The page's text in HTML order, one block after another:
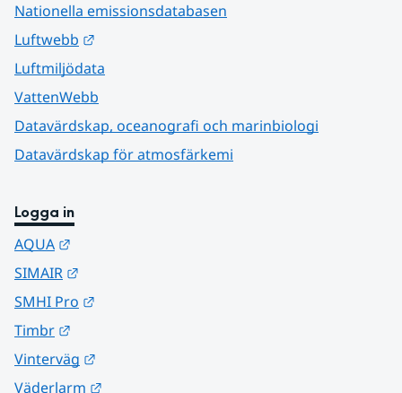
Nationella emissionsdatabasen
Luftwebb
Luftmiljödata
VattenWebb
Datavärdskap, oceanografi och marinbiologi
Datavärdskap för atmosfärkemi
Logga in
AQUA
SIMAIR
SMHI Pro
Timbr
Vinterväg
Väderlarm